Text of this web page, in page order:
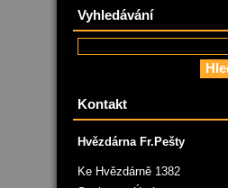
Vyhledávání
Kontakt
Hvězdárna Fr.Pešty
Ke Hvězdárně 1382